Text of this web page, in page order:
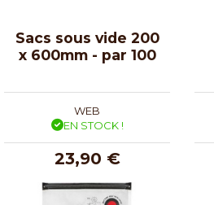
Sacs sous vide 200
x 600mm - par 100
WEB
EN STOCK !
23,90 €